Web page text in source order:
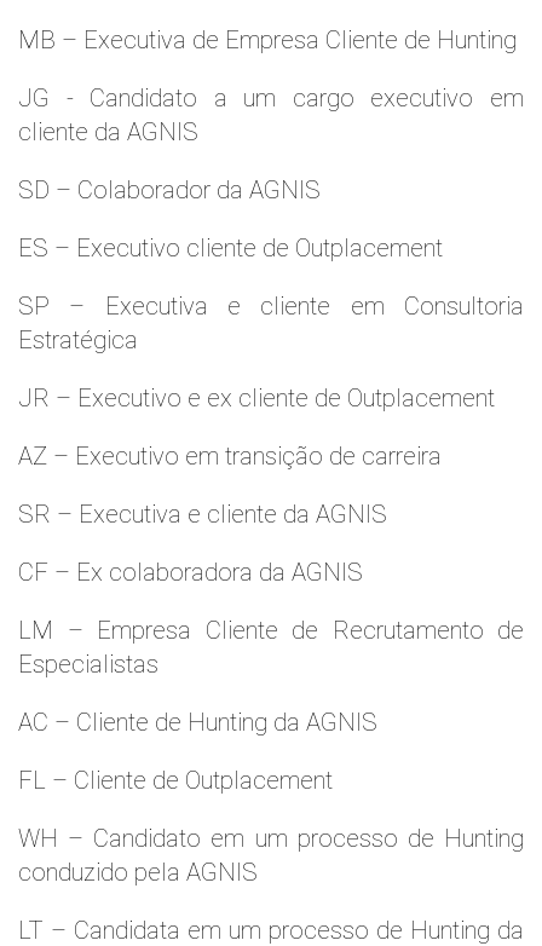
MB – Executiva de Empresa Cliente de Hunting
JG - Candidato a um cargo executivo em
cliente da AGNIS
SD – Colaborador da AGNIS
ES – Executivo cliente de Outplacement
SP – Executiva e cliente em Consultoria
Estratégica
JR – Executivo e ex cliente de Outplacement
AZ – Executivo em transição de carreira
SR – Executiva e cliente da AGNIS
CF – Ex colaboradora da AGNIS
LM – Empresa Cliente de Recrutamento de
Especialistas
AC – Cliente de Hunting da AGNIS
FL – Cliente de Outplacement
WH – Candidato em um processo de Hunting
conduzido pela AGNIS
LT – Candidata em um processo de Hunting da